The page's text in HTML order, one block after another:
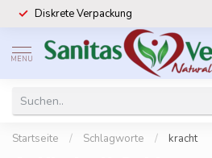
Diskrete Verpackung
MENU
Startseite / Schlagworte / kracht